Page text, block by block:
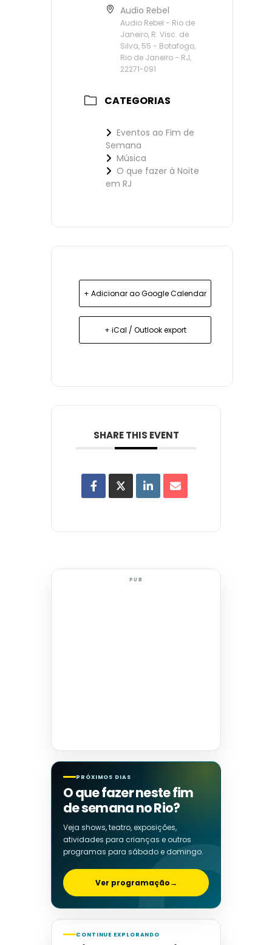
Audio Rebel
Audio Rebel - Rio de
Janeiro, R. Visc. de
Silva, 55 - Botafogo,
Rio de Janeiro - RJ,
22271-091
CATEGORIAS
Eventos ao Fim de
Semana
Música
O que fazer à Noite
em RJ
+ Adicionar ao Google Calendar
+ iCal / Outlook export
SHARE THIS EVENT
PUB
PRÓXIMOS DIAS
O que fazer neste fim
de semana no Rio?
Veja shows, teatro, exposições,
atividades para crianças e outros
programas para sábado e domingo.
Ver programação→
CONTINUE EXPLORANDO